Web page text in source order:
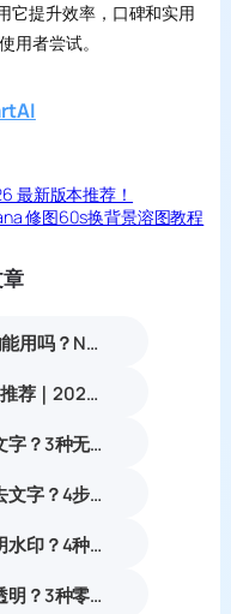
它提升效率，口碑和实用
用者尝试。
最新版本推荐！
修图60s换背景溶图教程
NanoBanana Pro国内能用吗？Nano banana使用教程
国内能用的 PS AI 插件推荐｜2026 4款AI插件最新实测
PS怎么修改图片上的文字？3种无痕改字方案，消除修复痕迹
PS内容识别填充怎么去文字？4步快速清除水印
PS怎么去除复杂半透明水印？4种无痕方法99%精准去除透明水印教程
PS如何把图片背景变透明？3种零基础操作简单易上手